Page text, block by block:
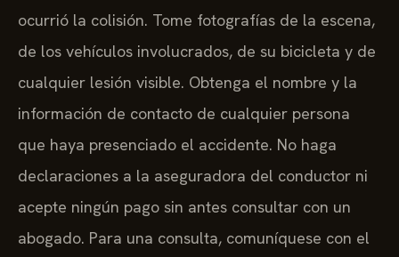
ocurrió la colisión. Tome fotografías de la escena,
de los vehículos involucrados, de su bicicleta y de
cualquier lesión visible. Obtenga el nombre y la
información de contacto de cualquier persona
que haya presenciado el accidente. No haga
declaraciones a la aseguradora del conductor ni
acepte ningún pago sin antes consultar con un
abogado. Para una consulta, comuníquese con el